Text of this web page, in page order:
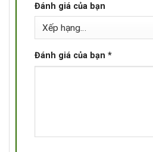
Đánh giá của bạn
Đánh giá của bạn *